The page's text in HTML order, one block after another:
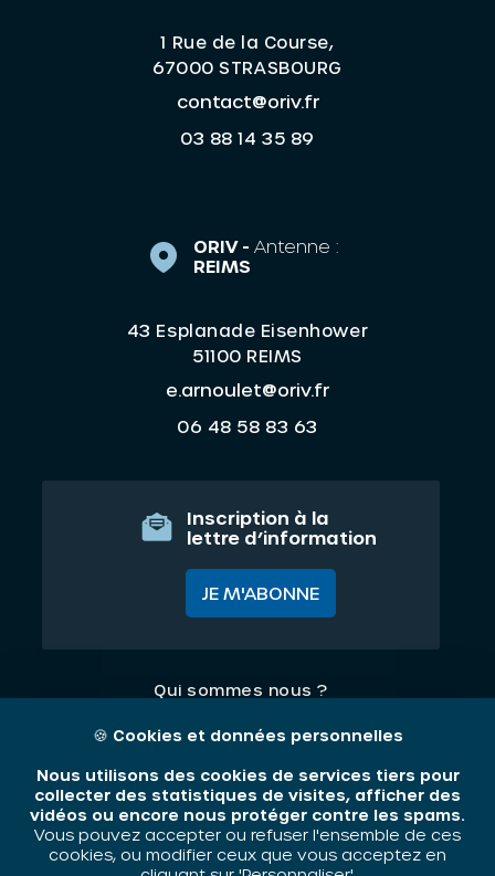
1 Rue de la Course,
67000 STRASBOURG
contact@oriv.fr
03 88 14 35 89
ORIV - Antenne :
REIMS
43 Esplanade Eisenhower
51100 REIMS
e.arnoulet@oriv.fr
06 48 58 83 63
Inscription à la
lettre d’information
JE M'ABONNE
Qui sommes nous ?
Nos thématiques
Mentions légales
🍪 Cookies et données personnelles
Nous utilisons des cookies de services tiers pour
collecter des statistiques de visites, afficher des
vidéos ou encore nous protéger contre les spams.
Vous pouvez accepter ou refuser l'ensemble de ces
cookies, ou modifier ceux que vous acceptez en